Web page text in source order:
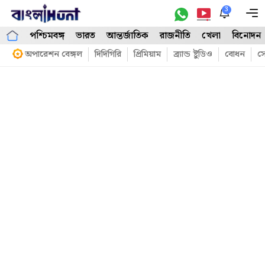
Skip
content
3
পশ্চিমবঙ্গ ভারত আন্তর্জাতিক রাজনীতি খেলা বিনোদন
অপারেশন বেঙ্গল দিদিগিরি প্রিমিয়াম ব্র্যান্ড ষ্টুডিও বোধন